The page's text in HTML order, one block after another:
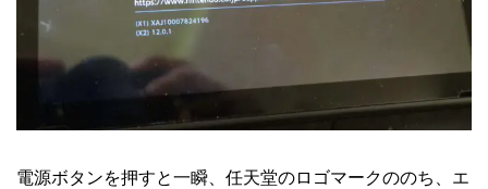
電源ボタンを押すと一瞬、任天堂のロゴマークののち、エ